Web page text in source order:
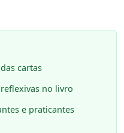
cartas
no livro
e praticantes